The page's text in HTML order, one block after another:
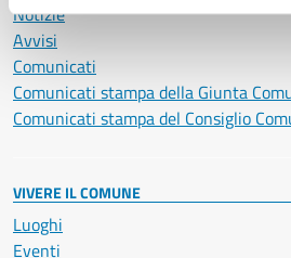
Notizie
Avvisi
Comunicati
Comunicati stampa della Giunta
Comunicati stampa del Consiglio
VIVERE IL COMUNE
Luoghi
Eventi